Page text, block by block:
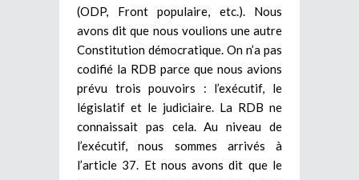
(ODP, Front populaire, etc.). Nous
avons dit que nous voulions une autre
Constitution démocratique. On n’a pas
codifié la RDB parce que nous avions
prévu trois pouvoirs : l’exécutif, le
législatif et le judiciaire. La RDB ne
connaissait pas cela. Au niveau de
l’exécutif, nous sommes arrivés à
l’article 37. Et nous avons dit que le